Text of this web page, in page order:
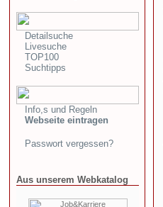
Detailsuche
Livesuche
TOP100
Suchtipps
Info,s und Regeln
Webseite eintragen
Passwort vergessen?
Aus unserem Webkatalog